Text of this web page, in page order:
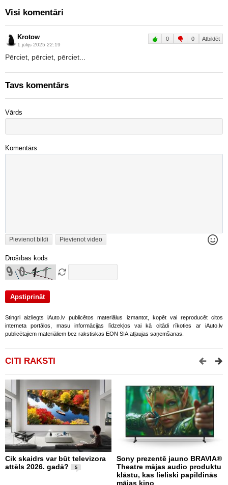
Visi komentāri
Krotow
1.jūlijs 2025 22:19
0 0 Atbildēt
Pērciet, pērciet, pērciet...
Tavs komentārs
Vārds
Komentārs
Pievienot bildi Pievienot video
Drošības kods
Stingri aizliegts iAuto.lv publicētos materiālus izmantot, kopēt vai reproducēt citos
interneta portālos, masu informācijas līdzekļos vai kā citādi rīkoties ar iAuto.lv
publicētajiem materiāliem bez rakstiskas EON SIA atļaujas saņemšanas.
CITI RAKSTI
Cik skaidrs var būt televizora
attēls 2026. gadā?
5
Sony prezentē jauno BRAVIA®
Theatre mājas audio produktu
klāstu, kas lieliski papildinās
mājas kino